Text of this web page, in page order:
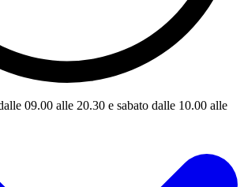
09.00 alle 20.30 e sabato dalle 10.00 alle